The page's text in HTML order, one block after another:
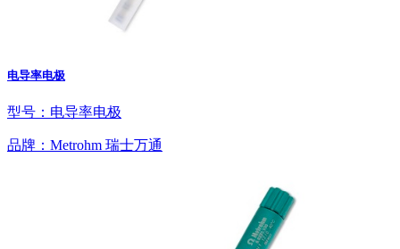
电导率电极
型号：电导率电极
品牌：Metrohm 瑞士万通